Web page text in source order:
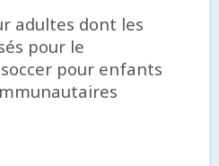
adultes dont les
pour le
pour enfants